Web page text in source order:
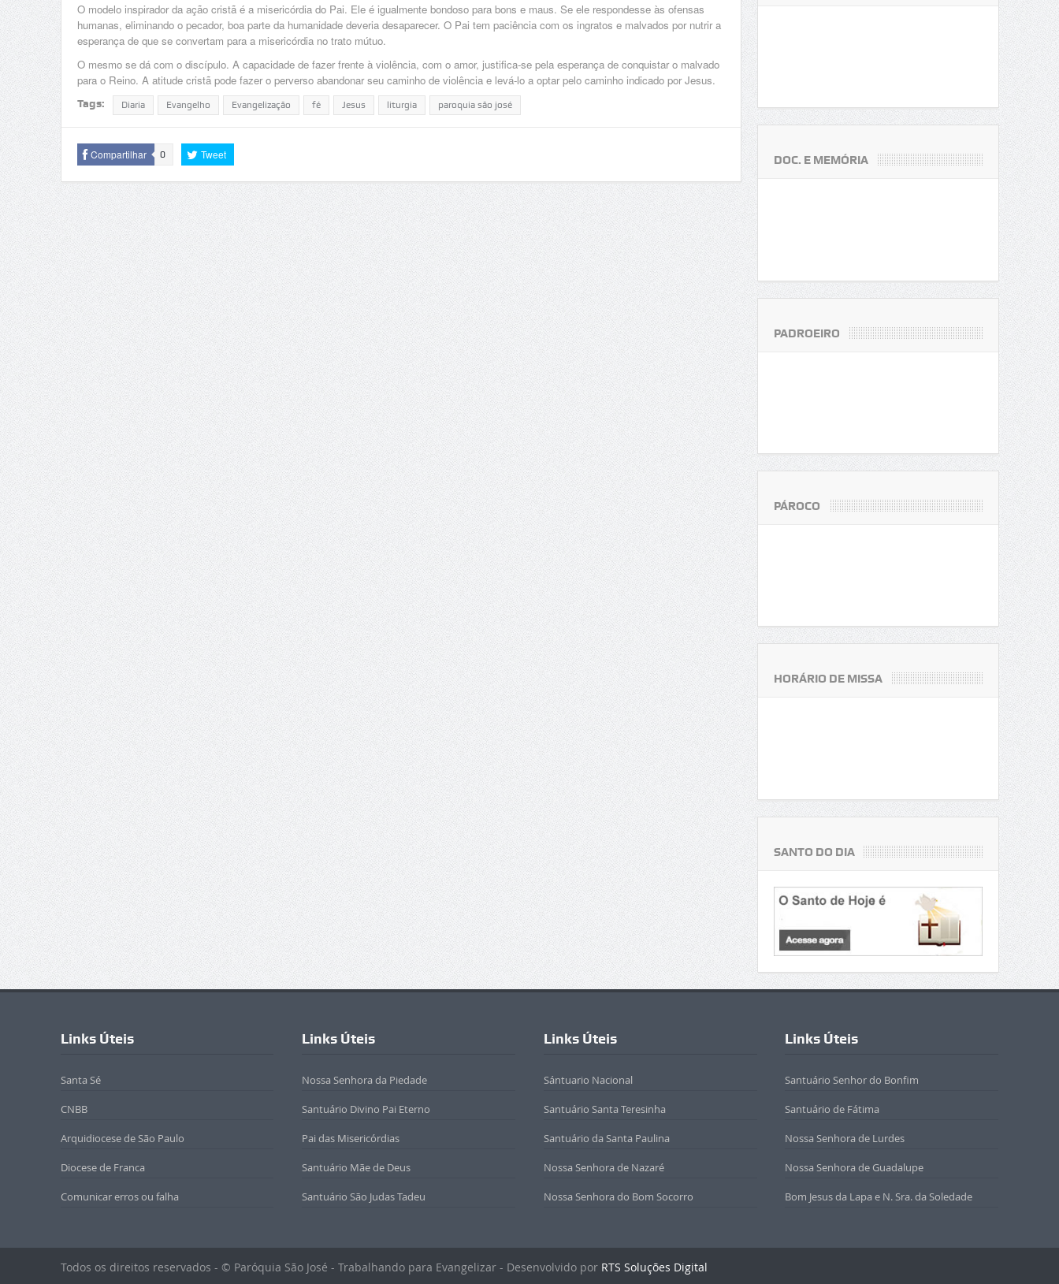
O modelo inspirador da ação cristã é a misericórdia do Pai. Ele é igualmente bondoso para bons e maus. Se ele respondesse às ofensas
humanas, eliminando o pecador, boa parte da humanidade deveria desaparecer. O Pai tem paciência com os ingratos e malvados por nutrir a
esperança de que se convertam para a misericórdia no trato mútuo.
O mesmo se dá com o discípulo. A capacidade de fazer frente à violência, com o amor, justifica-se pela esperança de conquistar o malvado
para o Reino. A atitude cristã pode fazer o perverso abandonar seu caminho de violência e levá-lo a optar pelo caminho indicado por Jesus.
Tags: Diaria Evangelho Evangelização fé Jesus liturgia paroquia são josé
Compartilhar 0 Tweet DOC. E MEMÓRIA
PADROEIRO
PÁROCO
HORÁRIO DE MISSA
SANTO DO DIA
Links Úteis
Santa Sé
CNBB
Arquidiocese de São Paulo
Diocese de Franca
Comunicar erros ou falha
Links Úteis
Nossa Senhora da Piedade
Santuário Divino Pai Eterno
Pai das Misericórdias
Santuário Mãe de Deus
Santuário São Judas Tadeu
Links Úteis
Sántuario Nacional
Santuário Santa Teresinha
Santuário da Santa Paulina
Nossa Senhora de Nazaré
Nossa Senhora do Bom Socorro
Links Úteis
Santuário Senhor do Bonfim
Santuário de Fátima
Nossa Senhora de Lurdes
Nossa Senhora de Guadalupe
Bom Jesus da Lapa e N. Sra. da Soledade
Todos os direitos reservados - © Paróquia São José - Trabalhando para Evangelizar - Desenvolvido por RTS Soluções Digital